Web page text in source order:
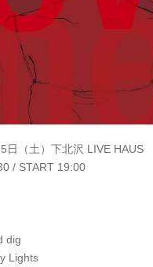
日（土）下北沢 LIVE HAUS
/ START 19:00
dig
Lights